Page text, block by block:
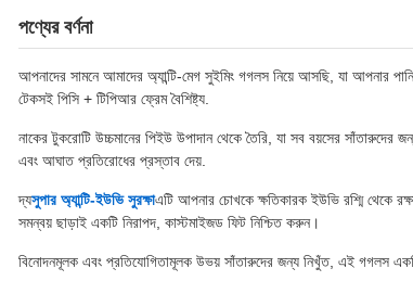
পণ্যের বর্ণনা
আপনাদের সামনে আমাদের অ্যান্টি-মেগ সুইমিং গগলস নিয়ে আসছি, যা আপনার
টেকসই পিসি + টিপিআর ফ্রেম বৈশিষ্ট্য.
নাকের টুকরোটি উচ্চমানের পিইউ উপাদান থেকে তৈরি, যা সব বয়সের সাঁতারুদের
এবং আঘাত প্রতিরোধের প্রস্তাব দেয়.
দ্যসুপার অ্যান্টি-ইউভি সুরক্ষাএটি আপনার চোখকে ক্ষতিকারক ইউভি রশ্মি থেকে
সমন্বয় ছাড়াই একটি নিরাপদ, কাস্টমাইজড ফিট নিশ্চিত করুন।
বিনোদনমূলক এবং প্রতিযোগিতামূলক উভয় সাঁতারুদের জন্য নিখুঁত, এই গগলস